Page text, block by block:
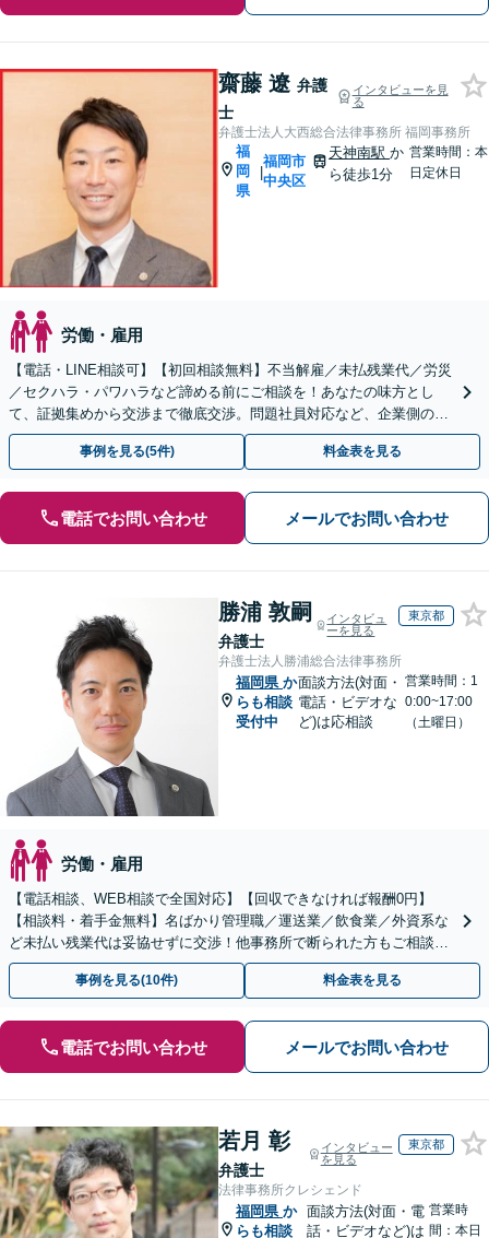
齋藤 遼 弁護
士
インタビューを見
る
弁護士法人大西総合法律事務所 福岡事務所
福
岡
県
|
福岡市
中央区
天神南駅か
ら徒歩1分
営業時間：本
日定休日
労働・雇用
【電話・LINE相談可】【初回相談無料】不当解雇／未払残業代／労災
／セクハラ・パワハラなど諦める前にご相談を！あなたの味方とし
て、証拠集めから交渉まで徹底交渉。問題社員対応など、企業側のご
相談もOK【夜間・休日対応】【天神南駅直結】
事例を見る(5件) 料金表を見る
電話でお問い合わせ メールでお問い合わせ
勝浦 敦嗣
弁護士
インタビュ
ーを見る
東京都
弁護士法人勝浦総合法律事務所
福岡県 か
らも相談
受付中
面談方法(対面・
電話・ビデオな
ど)は応相談
営業時間：1
0:00~17:00
（土曜日）
労働・雇用
【電話相談、WEB相談で全国対応】【回収できなければ報酬0円】
【相談料・着手金無料】名ばかり管理職／運送業／飲食業／外資系な
ど未払い残業代は妥協せずに交渉！他事務所で断られた方もご相談く
ださい。【解決事例が豊富】土曜日も電話受付しています
事例を見る(10件) 料金表を見る
電話でお問い合わせ メールでお問い合わせ
若月 彰
弁護士
インタビュー
を見る
東京都
法律事務所クレシェンド
福岡県 か
らも相談
面談方法(対面・電
話・ビデオなど)は
営業時
間：本日